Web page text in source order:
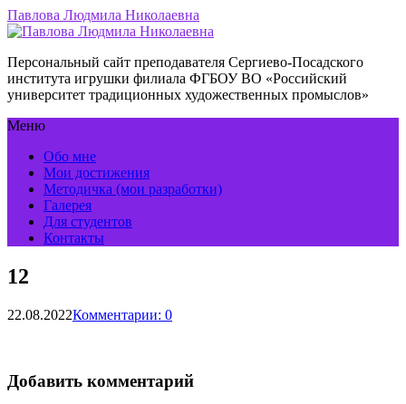
Павлова Людмила Николаевна
Персональный сайт преподавателя Сергиево-Посадского
института игрушки филиала ФГБОУ ВО «Российский
университет традиционных художественных промыслов»
Меню
Обо мне
Мои достижения
Методичка (мои разработки)
Галерея
Для студентов
Контакты
12
22.08.2022Комментарии: 0
Добавить комментарий